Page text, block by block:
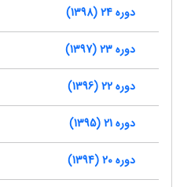
دوره 24 (1398)
دوره 23 (1397)
دوره 22 (1396)
دوره 21 (1395)
دوره 20 (1394)